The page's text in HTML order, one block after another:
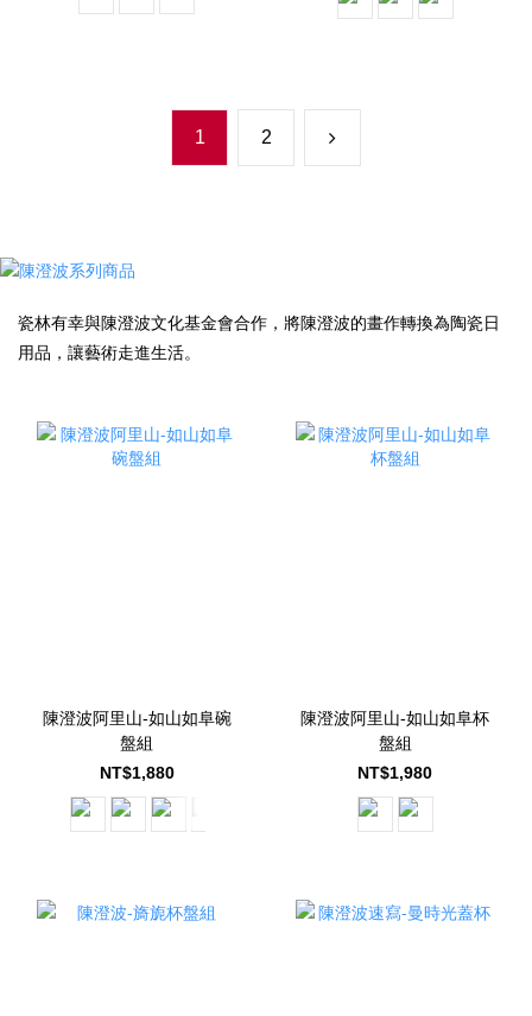
1 2
瓷林有幸與陳澄波文化基金會合作，將陳澄波的畫作轉換為陶瓷日
用品，讓藝術走進生活。
陳澄波阿里山-如山如阜碗
盤組
NT$1,880
陳澄波阿里山-如山如阜杯
盤組
NT$1,980